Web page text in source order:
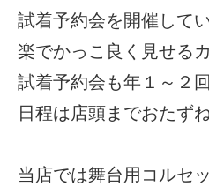
試着予約会を開催して
楽でかっこ良く見せる
試着予約会も年１～２
日程は店頭までおたず
当店では舞台用コルセ